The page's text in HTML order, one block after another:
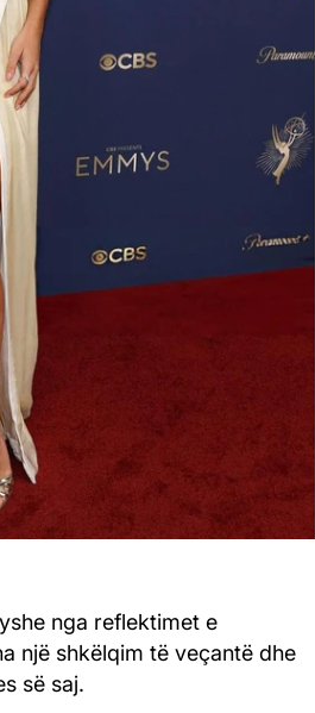
nga reflektimet e
një shkëlqim të veçantë dhe
së saj.